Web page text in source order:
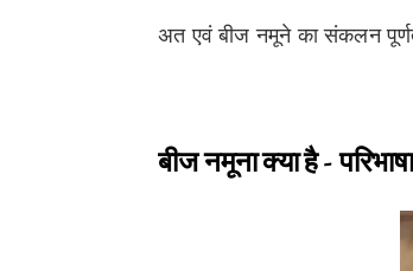
अत एवं बीज नमूने का संकलन
बीज नमूना क्या है -